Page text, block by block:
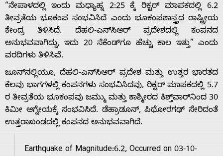
Home
About
“ನೇಪಾಳದಲ್ಲಿ ಇಂದು ಮಧ್ಯಾಹ್ನ 2:25 ಕ್ಕೆ ರಿಕ್ಟರ್ ಮಾಪಕದಲ್ಲಿ 6.2
ತೀವ್ರತೆಯ ಭೂಕಂಪ ಸಂಭವಿಸಿದೆ ಎಂದು ಭೂಕಂಪಶಾಸ್ತ್ರದ ರಾಷ್ಟ್ರೀಯ
ಕೇಂದ್ರ ತಿಳಿಸಿದೆ. ದೆಹಲಿ-ಎನ್‌ಸಿಆರ್ ಪ್ರದೇಶದಲ್ಲಿ ಕಂಪನದ
ಅನುಭವವಾಗಿದ್ದು, ಇದು 20 ಸೆಕೆಂಡ್‌ಗೂ ಹೆಚ್ಚು ಕಾಲ ಇತ್ತು” ಎಂದು
ವರದಿಗಳು ತಿಳಿಸಿವೆ.
ಜೂನ್‌ನಲ್ಲಿಯೂ, ದೆಹಲಿ-ಎನ್‌ಸಿಆರ್ ಪ್ರದೇಶ ಮತ್ತು ಉತ್ತರ ಭಾರತದ
ಕೆಲವು ಭಾಗಗಳಲ್ಲಿ ಕಂಪನಗಳು ಸಂಭವಿಸಿದವು, ರಿಕ್ಟರ್ ಮಾಪಕದಲ್ಲಿ 5.7
ರ ತೀವ್ರತೆಯ ಭೂಕಂಪವು ಜಮ್ಮು ಮತ್ತು ಕಾಶ್ಮೀರದ ಕಿಶ್ತ್‌ವಾರ್‌ನಿಂದ 30
ಕಿಮೀ ಆಗ್ನೇಯಕ್ಕೆ ಸಂಭವಿಸಿದೆ. ಡೆಹ್ರಾಡೂನ್, ಪಿಥೋರಗಢ್ ಸೇರಿದಂತೆ
ಉತ್ತರಾಖಂಡದಲ್ಲಿ ಕಂಪನದ ಅನುಭವವಾಗಿದೆ.
Earthquake of Magnitude:6.2, Occurred on 03-10-